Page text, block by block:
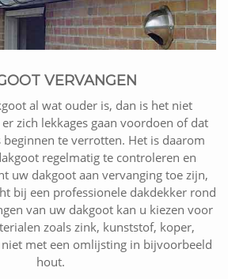
VERVANGEN
al wat ouder is, dan is het niet
zich lekkages gaan voordoen of dat
beginnen te verrotten. Het is daarom
regelmatig te controleren en
uw dakgoot aan vervanging toe zijn,
bij een professionele dakdekker rond
van uw dakgoot kan u kiezen voor
zoals zink, kunststof, koper,
met een omlijsting in bijvoorbeeld
hout.